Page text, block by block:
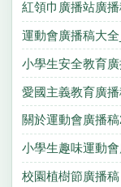
紅領巾廣播站廣
運動會廣播稿大
小學生安全教育
愛國主義教育廣
關於運動會廣播
小學生趣味運動
校園植樹節廣播稿